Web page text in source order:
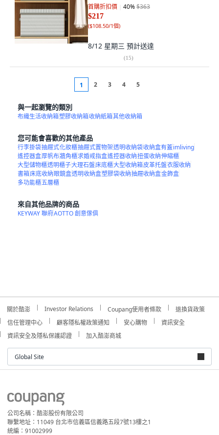
首購折扣價 40%$363
$217
($108.50/1個)
8/12 星期三 預計送達
(15)
1 2 3 4 5
與一起瀏覽的類別
布織生活收納箱塑膠收納箱收納紙箱其他收納箱
您可能會喜歡的其他產品
行李掛袋抽屜式化妝櫃抽屜式置物架透明收納袋收納盒有蓋imliving
遙控器盒厚帆布牆角櫃求婚戒指盒遙控器收納扭蛋收納伸縮櫃
大型儲物櫃透明櫃子大理石盤床底櫃大型收納箱皮革托盤衣服收納
書箱床底收納眼鏡盒透明收納盒塑膠袋收納抽屜收納盒金飾盒
多功能櫃五層櫃
來自其他品牌的商品
KEYWAY 聯府AOTTO 創意傢俱
關於酷澎 Investor Relations Coupang使用者條款
退換貨政策
信任管理中心
顧客隱私權政策通知 安心購物
資訊安全
資訊安全及隱私保護認證
加入酷澎商城
Global Site
公司名稱：酷澎股份有限公司
聯繫地址：11049 台北市信義區信義路五段7號13樓之1
統編：91002999